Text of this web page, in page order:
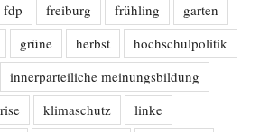
fdp freiburg frühling
garten
grüne herbst
hochschulpolitik
innerparteiliche meinungsbildung
klimaschutz
linke